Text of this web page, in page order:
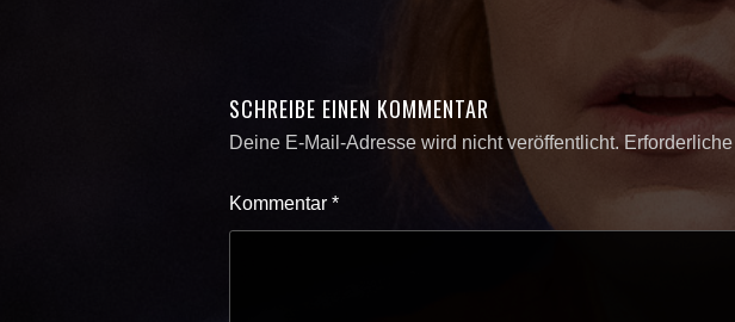
SCHREIBE EINEN KOMMENTAR
Deine E-Mail-Adresse wird nicht veröffentlicht.
Kommentar *